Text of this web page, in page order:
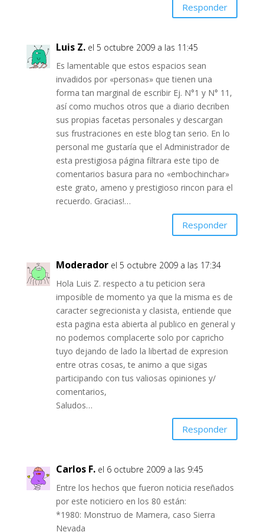
Responder
Luis Z. el 5 octubre 2009 a las 11:45
Es lamentable que estos espacios sean
invadidos por «personas» que tienen una
forma tan marginal de escribir Ej. N°1 y N° 11,
así como muchos otros que a diario decriben
sus propias facetas personales y descargan
sus frustraciones en este blog tan serio. En lo
personal me gustaría que el Administrador de
esta prestigiosa página filtrara este tipo de
comentarios basura para no «embochinchar»
este grato, ameno y prestigioso rincon para el
recuerdo. Gracias!…
Responder
Moderador el 5 octubre 2009 a las 17:34
Hola Luis Z. respecto a tu peticion sera
imposible de momento ya que la misma es de
caracter segrecionista y clasista, entiende que
esta pagina esta abierta al publico en general y
no podemos complacerte solo por capricho
tuyo dejando de lado la libertad de expresion
entre otras cosas, te animo a que sigas
participando con tus valiosas opiniones y/
comentarios,
Saludos…
Responder
Carlos F. el 6 octubre 2009 a las 9:45
Entre los hechos que fueron noticia reseñados
por este noticiero en los 80 están:
*1980: Monstruo de Mamera, caso Sierra
Nevada